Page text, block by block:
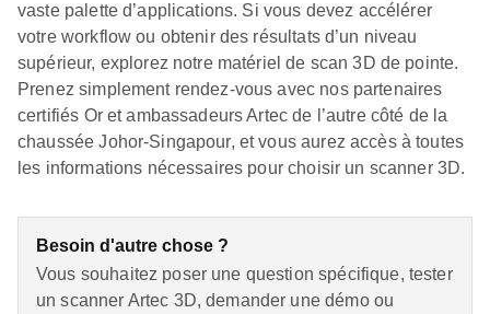
vaste palette d’applications. Si vous devez accélérer
votre workflow ou obtenir des résultats d’un niveau
supérieur, explorez notre matériel de scan 3D de pointe.
Prenez simplement rendez-vous avec nos partenaires
certifiés Or et ambassadeurs Artec de l’autre côté de la
chaussée Johor-Singapour, et vous aurez accès à toutes
les informations nécessaires pour choisir un scanner 3D.
Besoin d'autre chose ?
Vous souhaitez poser une question spécifique, tester
un scanner Artec 3D, demander une démo ou